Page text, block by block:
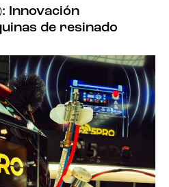
Innovación
de resinado